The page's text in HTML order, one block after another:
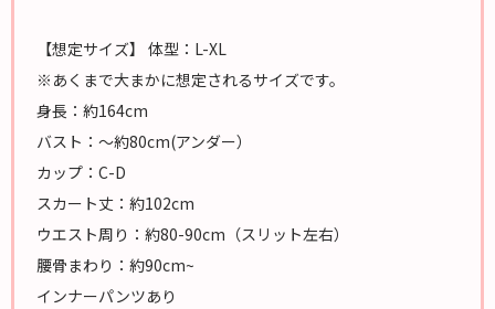
【想定サイズ】 体型：L-XL
※あくまで大まかに想定されるサイズです。
身長：約164cm
バスト：～約80cm(アンダー）
カップ：C-D
スカート丈：約102cm
ウエスト周り：約80-90cm（スリット左右）
腰骨まわり：約90cm~
インナーパンツあり